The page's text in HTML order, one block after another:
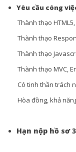
Yêu cầu công
Thành thạo HTML5,
Thành thạo
Thành thạo
Thành thạo MVC,
Có tinh thần trách
Hòa đồng, khả
Hạn nộp hồ sơ